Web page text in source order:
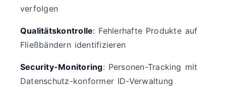
verfolgen
Qualitätskontrolle: Fehlerhafte Produkte auf
Fließbändern identifizieren
Security-Monitoring: Personen-Tracking mit
Datenschutz-konformer ID-Verwaltung